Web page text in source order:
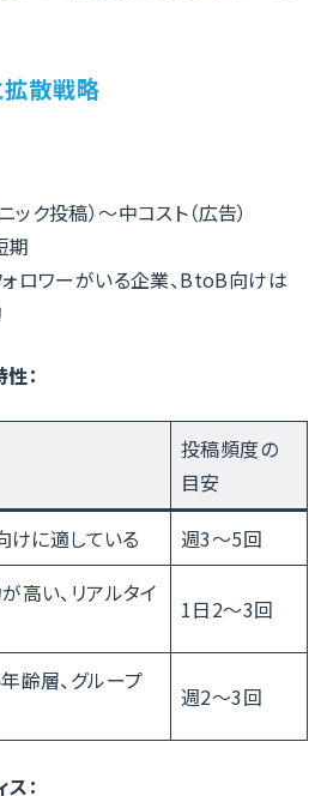
散戦略
ック投稿）〜中コスト（広告）
期
ロワーがいる企業、BtoB向けは
：
投稿頻度の
目安
に適している
週3〜5回
高い、リアルタイ
1日2〜3回
齢層、グループ
週2〜3回
：